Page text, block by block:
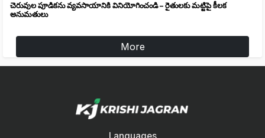
చెరువుల పూడికను వ్యవసాయానికి వినియోగించండి – రైతులకు మట్టిపై కీలక
అనుమతులు
More